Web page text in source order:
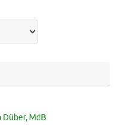
Düber, MdB